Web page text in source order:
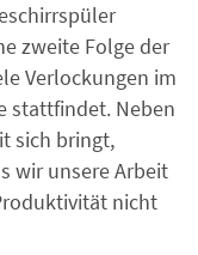
zweite Folge der
Verlockungen im
stattfindet. Neben
sich bringt,
wir unsere Arbeit
nicht